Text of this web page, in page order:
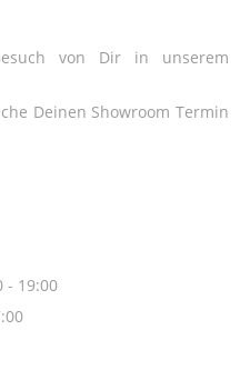
von Dir in unserem
Deinen Showroom Termin
- 19:00